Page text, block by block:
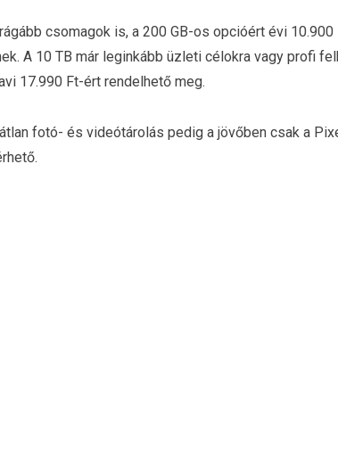
csomagok is, a 200 GB-os opcióért évi
A 10 TB már leginkább üzleti célokra vagy profi
17.990 Ft-ért rendelhető meg.
fotó- és videótárolás pedig a jövőben csak a